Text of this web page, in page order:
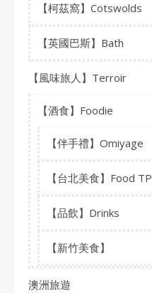
【柯茲窩】Cotswolds
【英國巴斯】Bath
【風味旅人】Terroir
【酒食】Foodie
【伴手禮】Omiyage
【台北美食】Food TP
【品飲】Drinks
【新竹美食】
澳洲旅遊